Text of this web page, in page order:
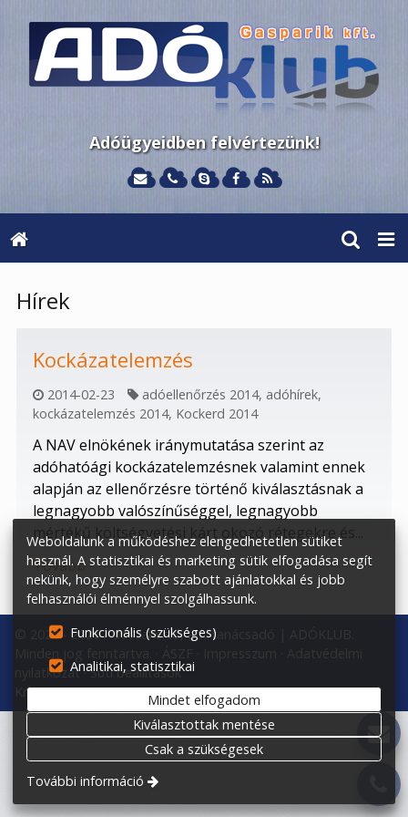
Adóügyeidben felvértezünk!
Hírek
Kockázatelemzés
2014-02-23 adóellenőrzés 2014, adóhírek,
kockázatelemzés 2014, Kockerd 2014
A NAV elnökének iránymutatása szerint az
adóhatóági kockázatelemzésnek valamint ennek
alapján az ellenőrzésre történő kiválasztásnak a
legnagyobb valószínűséggel, legnagyobb
mértékű költségvetési kárt okozó rétegekre és...
Tovább
© 2020 - 2026 Adószakértő, adótanácsadó | ADÓKLUB.
nyilatkozat Süti beállítások
Kreatív website
Weboldalunk a működéshez elengedhetetlen sütiket
használ. A statisztikai és marketing sütik elfogadása segít
nekünk, hogy személyre szabott ajánlatokkal és jobb
felhasználói élménnyel szolgálhassunk.
Funkcionális (szükséges)
Analitikai, statisztikai
Mindet elfogadom
Kiválasztottak mentése
Csak a szükségesek
További információ